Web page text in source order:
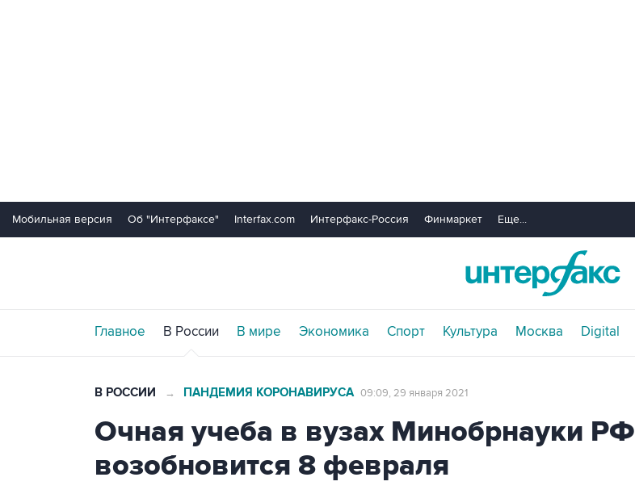
Мобильная версия Об "Интерфаксе" Interfax.com Интерфакс-Россия Финмаркет Еще...
Главное В России В мире Экономика Спорт Культура Москва Digital
В РОССИИ → ПАНДЕМИЯ КОРОНАВИРУСА 09:09, 29 января 2021
Очная учеба в вузах Минобрнауки РФ
возобновится 8 февраля